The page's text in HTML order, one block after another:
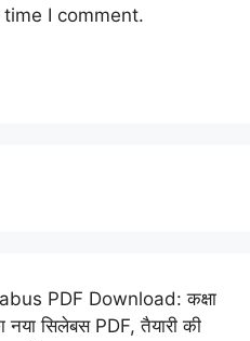
I comment.
PDF Download: कक्षा
नया सिलेबस PDF, तैयारी की